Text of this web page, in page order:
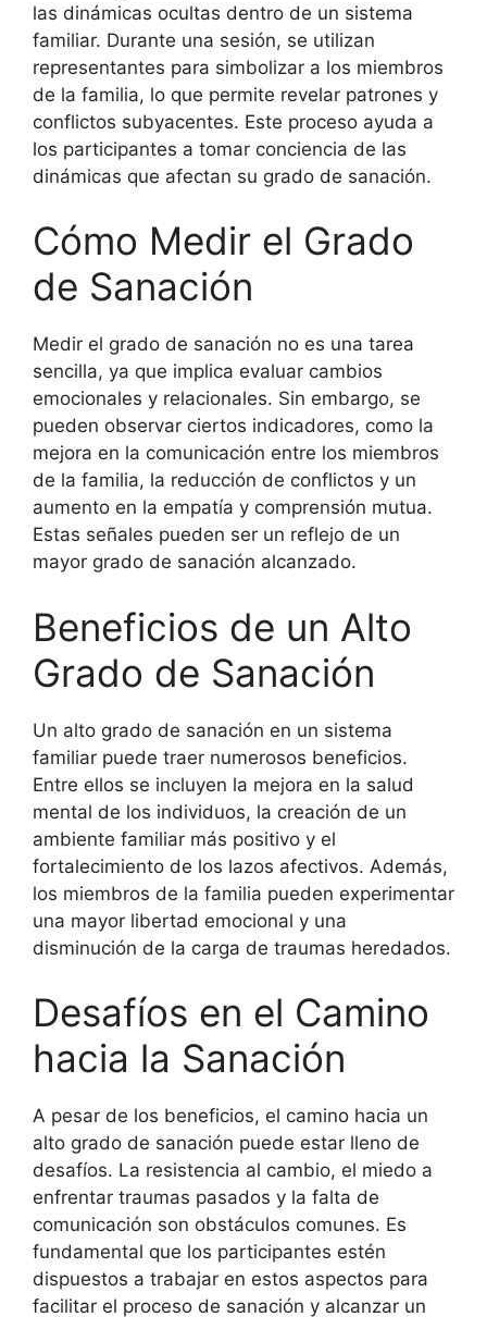
las dinámicas ocultas dentro de un sistema
familiar. Durante una sesión, se utilizan
representantes para simbolizar a los miembros
de la familia, lo que permite revelar patrones y
conflictos subyacentes. Este proceso ayuda a
los participantes a tomar conciencia de las
dinámicas que afectan su grado de sanación.
Cómo Medir el Grado
de Sanación
Medir el grado de sanación no es una tarea
sencilla, ya que implica evaluar cambios
emocionales y relacionales. Sin embargo, se
pueden observar ciertos indicadores, como la
mejora en la comunicación entre los miembros
de la familia, la reducción de conflictos y un
aumento en la empatía y comprensión mutua.
Estas señales pueden ser un reflejo de un
mayor grado de sanación alcanzado.
Beneficios de un Alto
Grado de Sanación
Un alto grado de sanación en un sistema
familiar puede traer numerosos beneficios.
Entre ellos se incluyen la mejora en la salud
mental de los individuos, la creación de un
ambiente familiar más positivo y el
fortalecimiento de los lazos afectivos. Además,
los miembros de la familia pueden experimentar
una mayor libertad emocional y una
disminución de la carga de traumas heredados.
Desafíos en el Camino
hacia la Sanación
A pesar de los beneficios, el camino hacia un
alto grado de sanación puede estar lleno de
desafíos. La resistencia al cambio, el miedo a
enfrentar traumas pasados y la falta de
comunicación son obstáculos comunes. Es
fundamental que los participantes estén
dispuestos a trabajar en estos aspectos para
facilitar el proceso de sanación y alcanzar un